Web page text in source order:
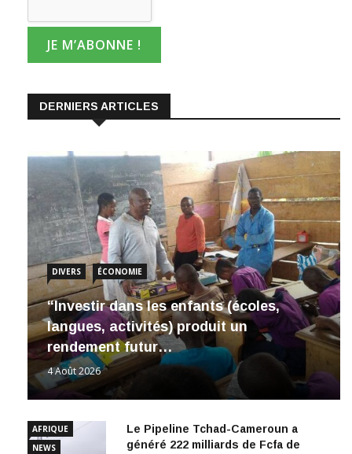
DERNIERS ARTICLES
DIVERS ÉCONOMIE
“Investir dans les enfants (écoles,
langues, activités) produit un
rendement futur…
4 Août 2026
AFRIQUE
NEWS
Le Pipeline Tchad-Cameroun a
généré 222 milliards de Fcfa de